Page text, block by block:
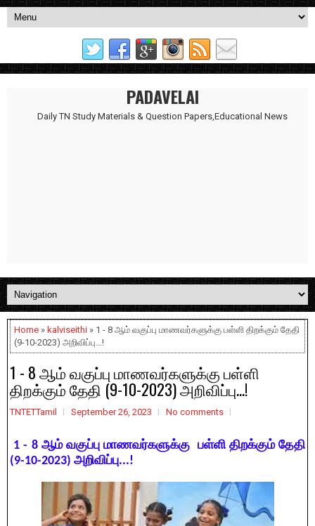
PADAVELAI
Daily TN Study Materials & Question Papers,Educational News
Home » kalviseithi » 1 - 8 ஆம் வகுப்பு மாணவர்களுக்கு பள்ளி திறக்கும் தேதி
(9-10-2023) அறிவிப்பு...!
1 - 8 ஆம் வகுப்பு மாணவர்களுக்கு பள்ளி
திறக்கும் தேதி (9-10-2023) அறிவிப்பு...!
TNTETTamil September 26, 2023 No comments
1 - 8 ஆம் வகுப்பு மாணவர்களுக்கு பள்ளி திறக்கும் தேதி
(9-10-2023) அறிவிப்பு...!